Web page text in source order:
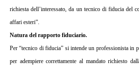
richiesta dell’interessato, da un tecnico di fiducia del
affari esteri”.
Natura del rapporto fiduciario.
Per “tecnico di fiducia” si intende un professionista in
per adempiere correttamente al mandato richiesto